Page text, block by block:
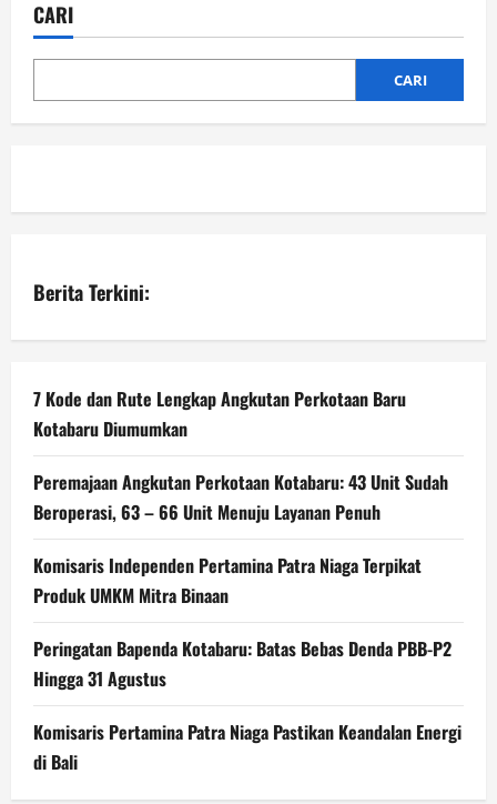
CARI
CARI
Berita Terkini:
7 Kode dan Rute Lengkap Angkutan Perkotaan Baru
Kotabaru Diumumkan
Peremajaan Angkutan Perkotaan Kotabaru: 43 Unit Sudah
Beroperasi, 63 – 66 Unit Menuju Layanan Penuh
Komisaris Independen Pertamina Patra Niaga Terpikat
Produk UMKM Mitra Binaan
Peringatan Bapenda Kotabaru: Batas Bebas Denda PBB-P2
Hingga 31 Agustus
Komisaris Pertamina Patra Niaga Pastikan Keandalan Energi
di Bali